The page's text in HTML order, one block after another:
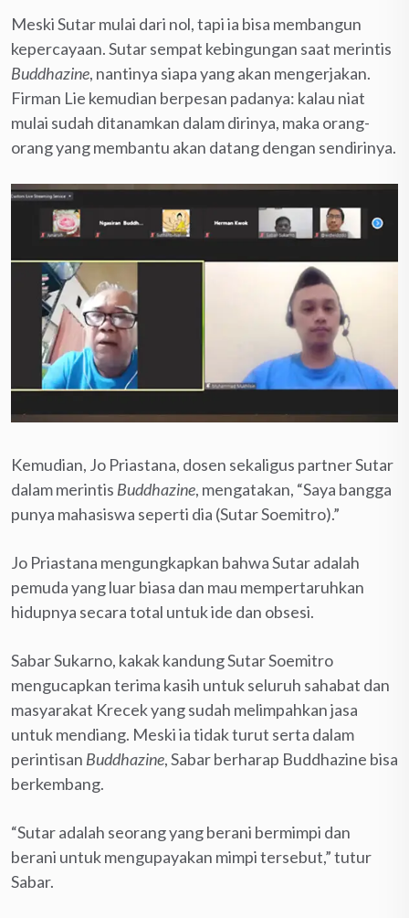
Meski Sutar mulai dari nol, tapi ia bisa membangun
kepercayaan. Sutar sempat kebingungan saat merintis
Buddhazine, nantinya siapa yang akan mengerjakan.
Firman Lie kemudian berpesan padanya: kalau niat
mulai sudah ditanamkan dalam dirinya, maka orang-
orang yang membantu akan datang dengan sendirinya.
Kemudian, Jo Priastana, dosen sekaligus partner Sutar
dalam merintis Buddhazine, mengatakan, “Saya bangga
punya mahasiswa seperti dia (Sutar Soemitro).”
Jo Priastana mengungkapkan bahwa Sutar adalah
pemuda yang luar biasa dan mau mempertaruhkan
hidupnya secara total untuk ide dan obsesi.
Sabar Sukarno, kakak kandung Sutar Soemitro
mengucapkan terima kasih untuk seluruh sahabat dan
masyarakat Krecek yang sudah melimpahkan jasa
untuk mendiang. Meski ia tidak turut serta dalam
perintisan Buddhazine, Sabar berharap Buddhazine bisa
berkembang.
“Sutar adalah seorang yang berani bermimpi dan
berani untuk mengupayakan mimpi tersebut,” tutur
Sabar.